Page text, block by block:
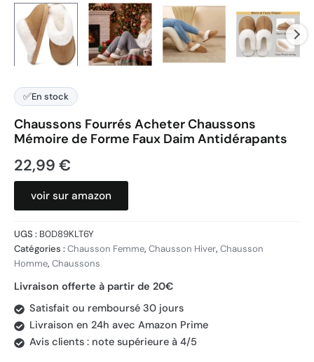
✅En stock
Chaussons Fourrés Acheter Chaussons
Mémoire de Forme Faux Daim Antidérapants
22,99 €
voir sur amazon
UGS : B0D89KLT6Y
Catégories :Chausson Femme, Chausson Hiver, Chausson
Homme, Chaussons
Livraison offerte à partir de 20€
Satisfait ou remboursé 30 jours
Livraison en 24h avec Amazon Prime
Avis clients : note supérieure à 4/5